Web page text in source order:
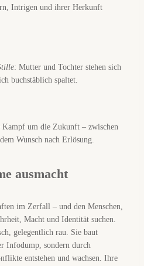
Intrigen und ihrer Herkunft
: Mutter und Tochter stehen sich
buchstäblich spaltet.
um die Zukunft – zwischen
Wunsch nach Erlösung.
ausmacht
im Zerfall – und den Menschen,
Macht und Identität suchen.
gelegentlich rau. Sie baut
Infodump, sondern durch
entstehen und wachsen. Ihre